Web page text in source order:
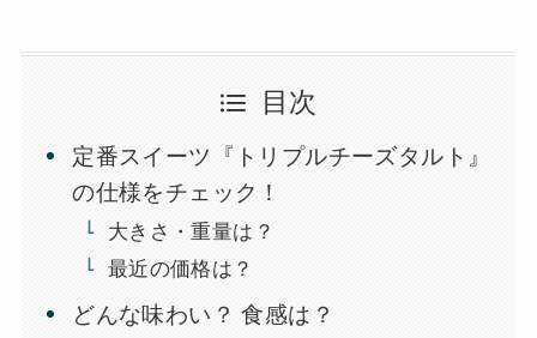
目次
定番スイーツ『トリプルチーズタルト』
の仕様をチェック！
大きさ・重量は？
最近の価格は？
どんな味わい？ 食感は？